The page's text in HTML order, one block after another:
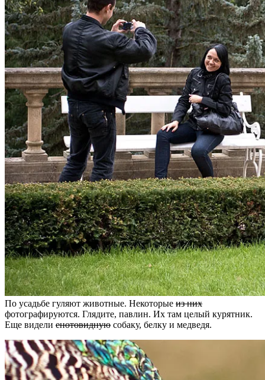
По усадьбе гуляют животные. Некоторые из них
фотографируются. Глядите, павлин. Их там целый курятник.
Еще видели енотовидную собаку, белку и медведя.